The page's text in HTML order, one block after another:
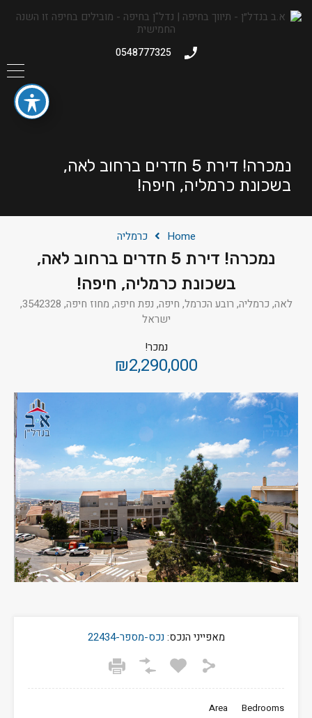
0548777325
נמכרה! דירת 5 חדרים ברחוב לאה,
בשכונת כרמליה, חיפה!
Home כרמליה
נמכרה! דירת 5 חדרים ברחוב לאה,
בשכונת כרמליה, חיפה!
לאה, כרמליה, רובע הכרמל, חיפה, נפת חיפה, מחוז חיפה, 3542328,
ישראל
נמכר!
₪2,290,000
מאפייני הנכס:נכס-מספר-22434
Bedrooms
Area